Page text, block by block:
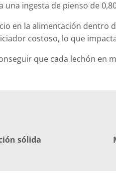
ingesta de pienso de
en la alimentación
costoso, lo que
que cada lechón en
sólida